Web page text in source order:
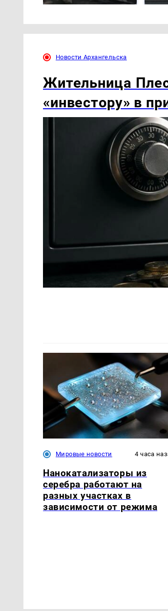
Новости Архангельска
Жительница
«инвестору» в
Мировые новости 4 часа
Нанокатализаторы из
серебра работают на
разных участках в
зависимости от режима